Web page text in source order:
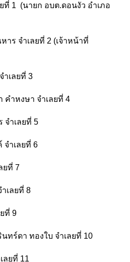
ที่ 1 (นายก อบต.ดอนงัว อำเภอ
ร จำเลยที่ 2 (เจ้าหน้าที่
ำเลยที่ 3
คำหงษา จำเลยที่ 4
จำเลยที่ 5
จำเลยที่ 6
ยที่ 7
เลยที่ 8
ที่ 9
ทร์ดา ทองใบ จำเลยที่ 10
ลยที่ 11